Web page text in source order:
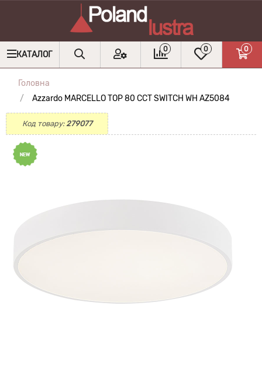
КАТАЛОГ
0 0 0
Головна
Azzardo MARCELLO TOP 80 CCT SWITCH WH AZ5084
Код товару:279077